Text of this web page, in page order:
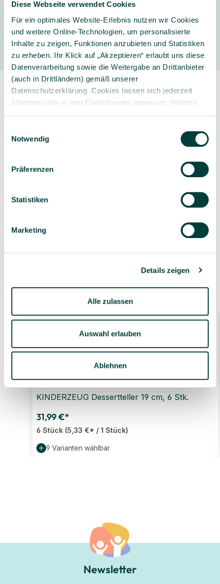
Diese Webseite verwendet Cookies
Für ein optimales Website-Erlebnis nutzen wir Cookies
und weitere Online-Technologien, um personalisierte
Inhalte zu zeigen, Funktionen anzubieten und Statistiken
zu erheben. Ihr Klick auf „Akzeptieren“ erlaubt uns diese
Datenverarbeitung sowie die Weitergabe an Drittanbieter
(auch in Drittländern) gemäß unserer
Datenschutzerklärung. Cookies lassen sich jederzeit
ablehnen oder in den Einstellungen anpassen. Weitere
schutz­erklärung
Notwendig
Präferenzen
Statistiken
Marketing
Details zeigen
Alle zulassen
Auswahl erlauben
Ablehnen
Hersteller
Sorgfältig ausgewähltes
Kompetente und
bei Versand aus dem
eigenen Lager
Ähnliche Produkte
KINDERZEUG Dessertteller 19 cm, 6 Stk.
31,99 €*
6 Stück (5,33 €* / 1 Stück)
9 Varianten wählbar
Newsletter